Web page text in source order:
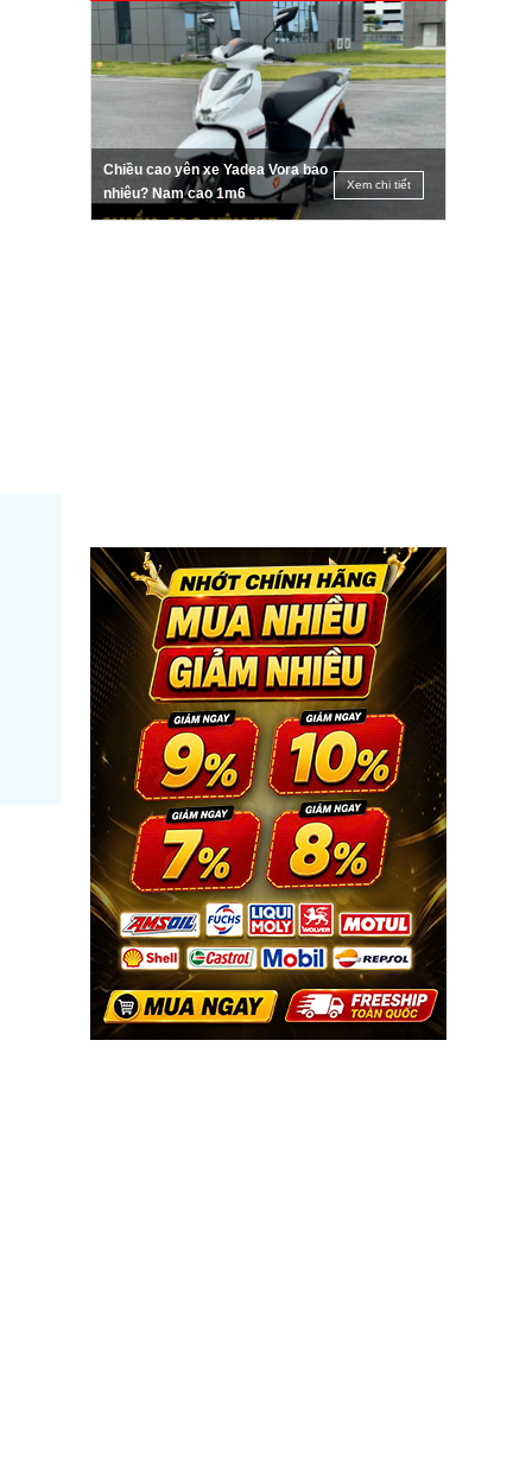
Chiều cao yên xe Yadea Vora bao
nhiêu? Nam cao 1m6
Xem chi tiết